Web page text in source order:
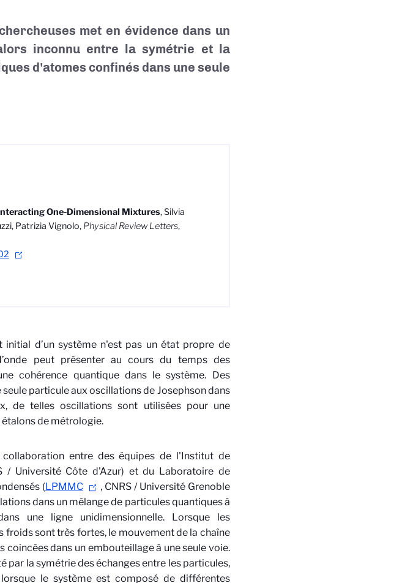
met en évidence dans un
inconnu entre la symétrie et la
d'atomes confinés dans une seule
One-Dimensional Mixtures, Silvia
Patrizia Vignolo, Physical Review Letters,
initial d’un système n'est pas un état propre de
peut présenter au cours du temps des
cohérence quantique dans le système. Des
particule aux oscillations de Josephson dans
de telles oscillations sont utilisées pour une
de métrologie.
entre des équipes de l'Institut de
/ Université Côte d'Azur) et du Laboratoire de
(LPMMC
, CNRS / Université Grenoble
dans un mélange de particules quantiques à
une ligne unidimensionnelle. Lorsque les
sont très fortes, le mouvement de la chaîne
dans un embouteillage à une seule voie.
par la symétrie des échanges entre les particules,
le système est composé de différentes